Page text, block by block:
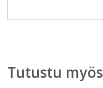
Tutustu myös